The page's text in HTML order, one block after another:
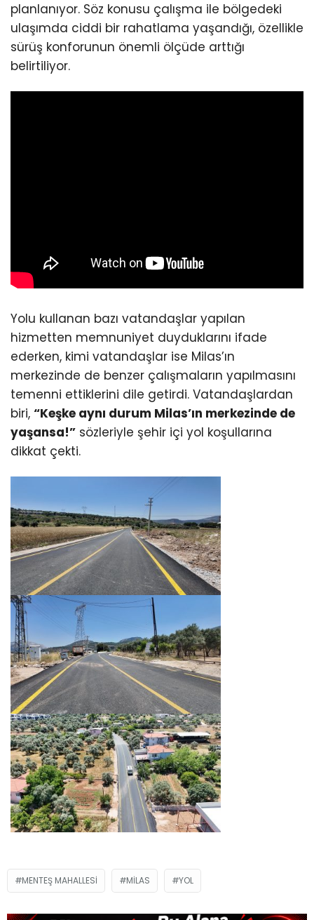
planlanıyor. Söz konusu çalışma ile bölgedeki
ulaşımda ciddi bir rahatlama yaşandığı, özellikle
sürüş konforunun önemli ölçüde arttığı
belirtiliyor.
Yolu kullanan bazı vatandaşlar yapılan
hizmetten memnuniyet duyduklarını ifade
ederken, kimi vatandaşlar ise Milas’ın
merkezinde de benzer çalışmaların yapılmasını
temenni ettiklerini dile getirdi. Vatandaşlardan
biri, “Keşke aynı durum Milas’ın merkezinde de
yaşansa!” sözleriyle şehir içi yol koşullarına
dikkat çekti.
MENTEŞ MAHALLESI MILAS YOL